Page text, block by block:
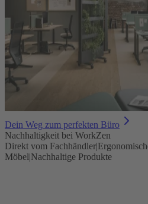
Dein Weg zum perfekten Büro
Nachhaltigkeit bei WorkZen
Direkt vom Fachhändler|
Möbel|Nachhaltige Produkte